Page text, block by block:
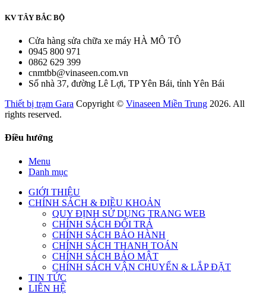
KV TÂY BẮC BỘ
Cửa hàng sửa chữa xe máy HÀ MÔ TÔ
0945 800 971
0862 629 399
cnmtbb@vinaseen.com.vn
Số nhà 37, đường Lê Lợi, TP Yên Bái, tỉnh Yên Bái
Thiết bị trạm Gara Copyright © Vinaseen Miền Trung 2026. All
rights reserved.
Điều hướng
Menu
Danh mục
GIỚI THIỆU
CHÍNH SÁCH & ĐIỀU KHOẢN
QUY ĐỊNH SỬ DỤNG TRANG WEB
CHÍNH SÁCH ĐỔI TRẢ
CHÍNH SÁCH BẢO HÀNH
CHÍNH SÁCH THANH TOÁN
CHÍNH SÁCH BẢO MẬT
CHÍNH SÁCH VẬN CHUYỂN & LẮP ĐẶT
TIN TỨC
LIÊN HỆ